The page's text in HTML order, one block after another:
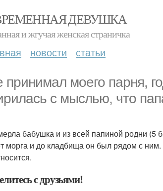
ДЕВУШКА
и жгучая женская страничка
новости статьи
моего парня,
с мыслью, что
бабушка и из всей папиной родни (5
морга и до кладбища он был рядом с ним.
с друзьями!